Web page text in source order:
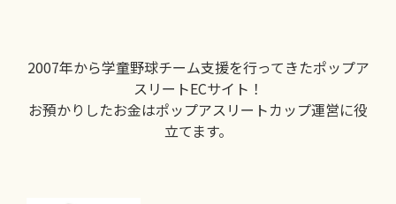
2007年から学童野球チーム支援を行ってきたポップア
スリートECサイト！
お預かりしたお金はポップアスリートカップ運営に役
立てます。